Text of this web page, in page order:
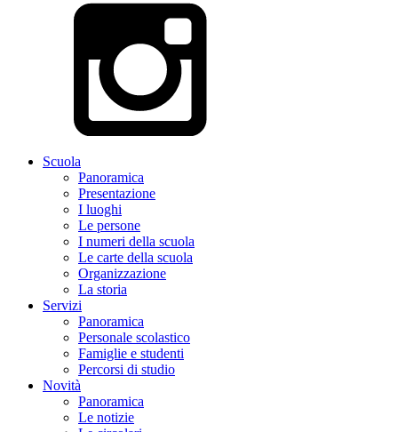
Scuola
Panoramica
Presentazione
I luoghi
Le persone
I numeri della scuola
Le carte della scuola
Organizzazione
La storia
Servizi
Panoramica
Personale scolastico
Famiglie e studenti
Percorsi di studio
Novità
Panoramica
Le notizie